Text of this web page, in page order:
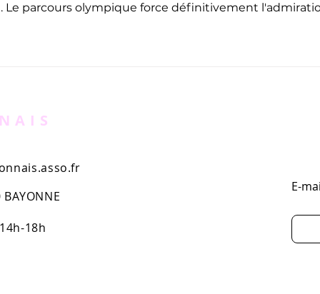
Le parcours olympique force définitivement
18h
E-